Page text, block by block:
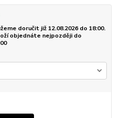
doručit již 12.08.2026 do 18:00.
objednáte nejpozději do